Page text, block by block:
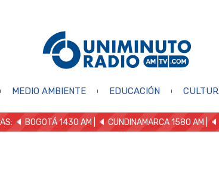
MEDIO AMBIENTE EDUCACIÓN
🔈 BOGOTÁ 1430 AM | 🔈 CUNDINAMARCA 1580 AM |